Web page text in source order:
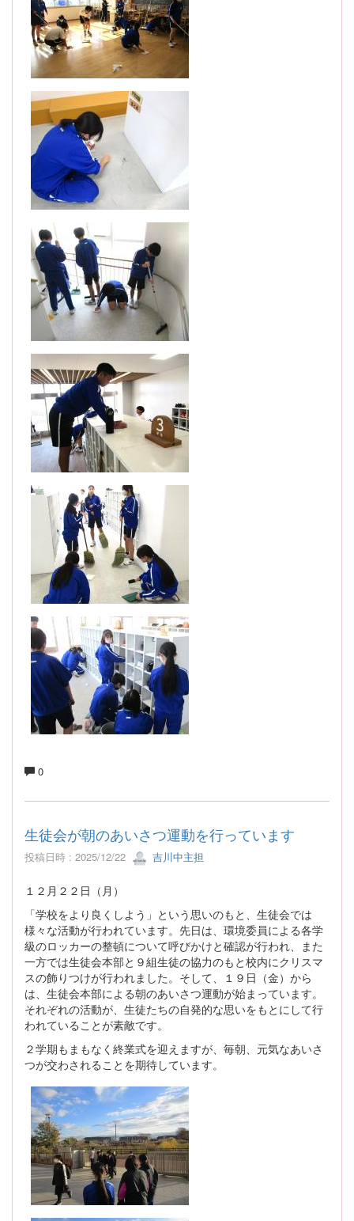
0
生徒会が朝のあいさつ運動を行っています
投稿日時 : 2025/12/22 吉川中主担
１２月２２日（月）
「学校をより良くしよう」という思いのもと、生徒会では
様々な活動が行われています。先日は、環境委員による各学
級のロッカーの整頓について呼びかけと確認が行われ、また
一方では生徒会本部と９組生徒の協力のもと校内にクリスマ
スの飾りつけが行われました。そして、１９日（金）から
は、生徒会本部による朝のあいさつ運動が始まっています。
それぞれの活動が、生徒たちの自発的な思いをもとにして行
われていることが素敵です。
２学期もまもなく終業式を迎えますが、毎朝、元気なあいさ
つが交わされることを期待しています。